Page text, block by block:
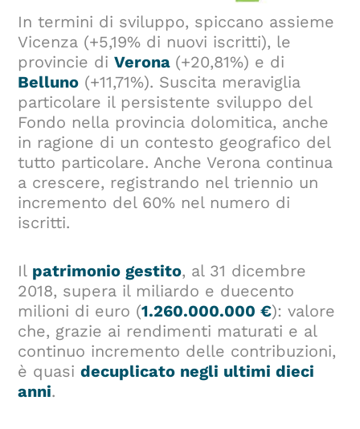
In termini di sviluppo, spiccano assieme
Vicenza (+5,19% di nuovi iscritti), le
provincie diVerona (+20,81%) e di
Belluno (+11,71%). Suscita meraviglia
particolare il persistente sviluppo del
Fondo nella provincia dolomitica, anche
in ragione di un contesto geografico del
tutto particolare. Anche Verona continua
a crescere, registrando nel triennio un
incremento del 60% nel numero di
iscritti.
Il patrimonio gestito, al 31 dicembre
2018, supera il miliardo e duecento
milioni di euro (1.260.000.000 €): valore
che, grazie ai rendimenti maturati e al
continuo incremento delle contribuzioni,
è quasidecuplicato negli ultimi dieci
anni.